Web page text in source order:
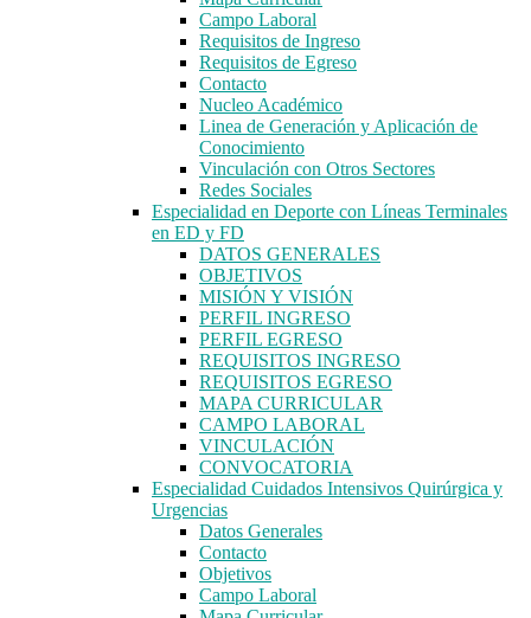
Campo Laboral
Requisitos de Ingreso
Requisitos de Egreso
Contacto
Nucleo Académico
Linea de Generación y Aplicación de
Conocimiento
Vinculación con Otros Sectores
Redes Sociales
Especialidad en Deporte con Líneas Terminales
en ED y FD
DATOS GENERALES
OBJETIVOS
MISIÓN Y VISIÓN
PERFIL INGRESO
PERFIL EGRESO
REQUISITOS INGRESO
REQUISITOS EGRESO
MAPA CURRICULAR
CAMPO LABORAL
VINCULACIÓN
CONVOCATORIA
Especialidad Cuidados Intensivos Quirúrgica y
Urgencias
Datos Generales
Contacto
Objetivos
Campo Laboral